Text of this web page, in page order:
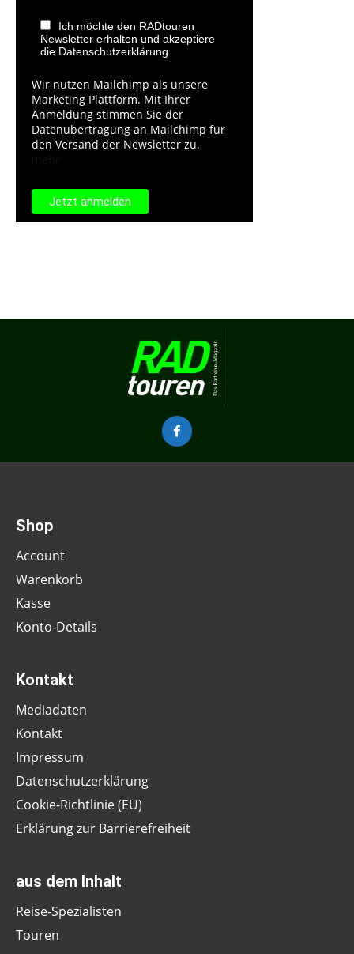
Ich möchte den RADtouren
Newsletter erhalten und akzeptiere
die Datenschutzerklärung.
Wir nutzen Mailchimp als unsere
Marketing Plattform. Mit Ihrer
Anmeldung stimmen Sie der
Datenübertragung an Mailchimp für
den Versand der Newsletter zu.
Shop
Account
Warenkorb
Kasse
Konto-Details
Kontakt
Mediadaten
Kontakt
Impressum
Datenschutzerklärung
Cookie-Richtlinie (EU)
Erklärung zur Barrierefreiheit
aus dem Inhalt
Reise-Spezialisten
Touren